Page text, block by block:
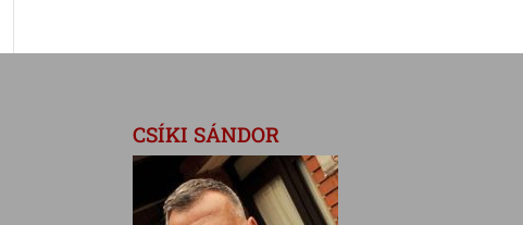
CSÍKI SÁNDOR